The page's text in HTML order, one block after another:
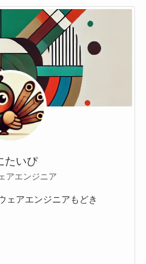
たいぴ
アエンジニア
ェアエンジニアもどき